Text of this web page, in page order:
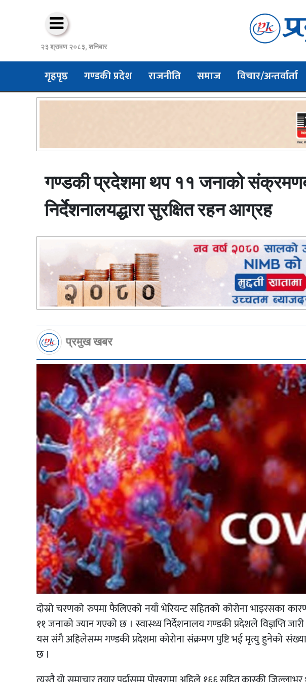
२३ श्रावण २०८३, शनिबार
गृहपृष्ठ गण्डकी प्रदेश राजनीति समाज विचार/अन्तर्वार्ता
गण्डकी प्रदेशमा थप ११ जनाको
निर्देशनालयद्धारा सुरक्षित रहन आग्रह
प्रमुख खबर
दोस्रो चरणको रुपमा फैलिएको नयाँ भेरियन्ट सहितको कोरोना भाइरसका
११ जनाको ज्यान गएको छ । स्वास्थ्य निर्देशनालय गण्डकी प्रदेशले विज्ञप्ति
यस संगै अहिलेसम्म गण्डकी प्रदेशमा कोरोना संक्रमण पुष्टि भई मृत्यु हुनेको
छ ।